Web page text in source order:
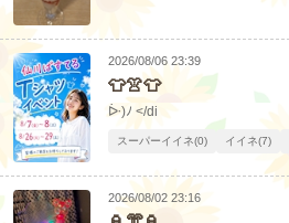
2026/08/06 23:39
👕👚👕
ᐕ)ﾉ </di
スーパーイイネ(0) イイネ(7)
2026/08/02 23:16